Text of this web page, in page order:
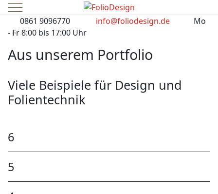
Mobile Menu Toggle
0861 9096770
info@foliodesign.de
Mo
- Fr 8:00 bis 17:00 Uhr
Aus unserem Portfolio
Viele Beispiele für Design und
Folientechnik
6
5